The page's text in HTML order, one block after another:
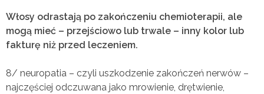
Włosy odrastają po zakończeniu chemioterapii, ale
mogą mieć – przejściowo lub trwale – inny kolor lub
fakturę niż przed leczeniem.
8/ neuropatia – czyli uszkodzenie zakończeń nerwów –
najczęściej odczuwana jako mrowienie, drętwienie,